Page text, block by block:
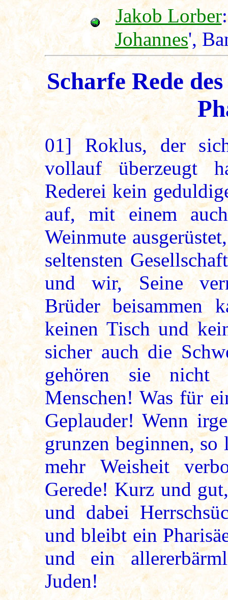
Jakob Lorber
Johannes',
Scharfe Rede
01] Roklus, der
vollauf überzeugt
Rederei kein
auf, mit einem
Weinmute
seltensten
und wir, Seine
Brüder beisammen
keinen Tisch und
sicher auch die
gehören sie nicht
Menschen! Was für
Geplauder! Wenn
grunzen beginnen,
mehr Weisheit
Gerede! Kurz und
und dabei
und bleibt ein
und ein
Juden!